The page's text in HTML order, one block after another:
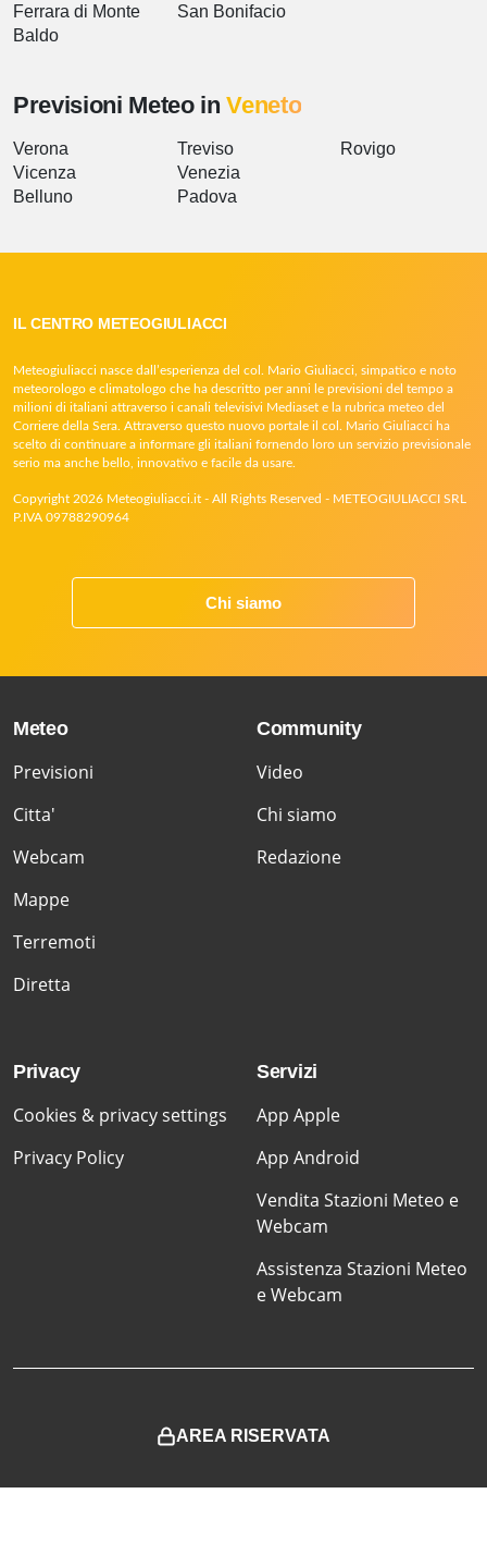
Ferrara di Monte
Baldo
San Bonifacio
Previsioni Meteo inVeneto
Verona
Vicenza
Belluno
Treviso
Venezia
Padova
Rovigo
IL CENTRO METEOGIULIACCI
Meteogiuliacci nasce dall’esperienza del col. Mario Giuliacci, simpatico e noto
meteorologo e climatologo che ha descritto per anni le previsioni del tempo a
milioni di italiani attraverso i canali televisivi Mediaset e la rubrica meteo del
Corriere della Sera. Attraverso questo nuovo portale il col. Mario Giuliacci ha
scelto di continuare a informare gli italiani fornendo loro un servizio previsionale
serio ma anche bello, innovativo e facile da usare.
Copyright 2026 Meteogiuliacci.it - All Rights Reserved - METEOGIULIACCI SRL
P.IVA 09788290964
Chi siamo
Meteo
Previsioni
Citta'
Webcam
Mappe
Terremoti
Diretta
Community
Video
Chi siamo
Redazione
Privacy
Cookies & privacy settings
Privacy Policy
Servizi
App Apple
App Android
Vendita Stazioni Meteo e
Webcam
Assistenza Stazioni Meteo
e Webcam
AREA RISERVATA